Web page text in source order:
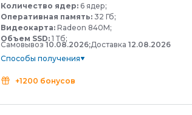
Количество ядер: 6 ядер;
Оперативная память: 32 Гб;
Видеокарта: Radeon 840M;
Объем SSD: 1 Тб;
Самовывоз 10.08.2026;Доставка 12.08.2026
Способы получения
+1200 бонусов